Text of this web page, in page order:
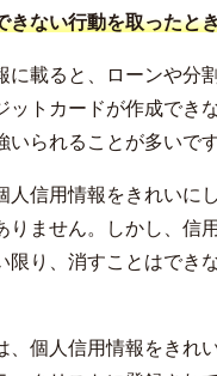
質問
相談はコチラ
きない行動を取ったと
に載ると、ローンや分
ットカードが作成でき
いられることが多いです
人信用情報をきれいに
りません。しかし、信
限り、消すことはでき
、個人信用情報をきれ